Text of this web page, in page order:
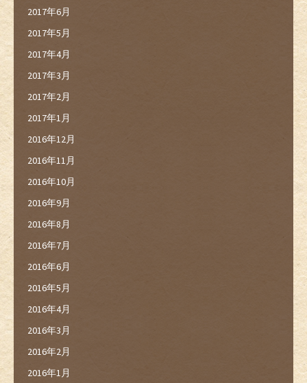
2017年6月
2017年5月
2017年4月
2017年3月
2017年2月
2017年1月
2016年12月
2016年11月
2016年10月
2016年9月
2016年8月
2016年7月
2016年6月
2016年5月
2016年4月
2016年3月
2016年2月
2016年1月